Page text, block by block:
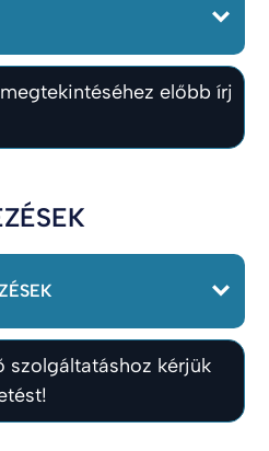
előbb írj
szolgáltatáshoz kérjük